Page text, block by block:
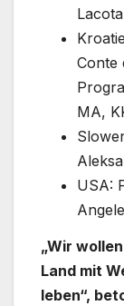
Conte
MA,
USA:
„Wir
Land mit
leben“,